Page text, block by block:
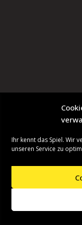
Ihr kennt das Spiel. Wir
unseren Service zu
| Präsentiert